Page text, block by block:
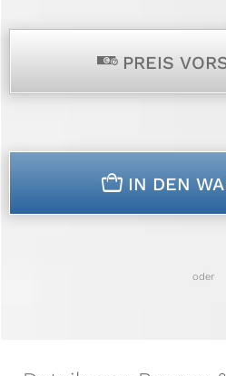
p PREIS
n IN DEN
oder